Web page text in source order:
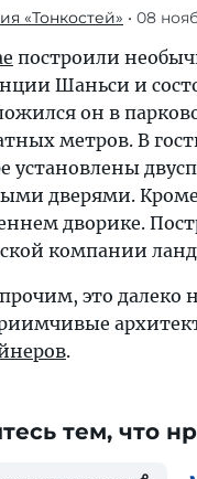
«Тонкостей» • 08
построили
Шаньси и
он в
метров. В
установлены
дверями. Кроме
дворике.
компании
это далеко
.
тем, что